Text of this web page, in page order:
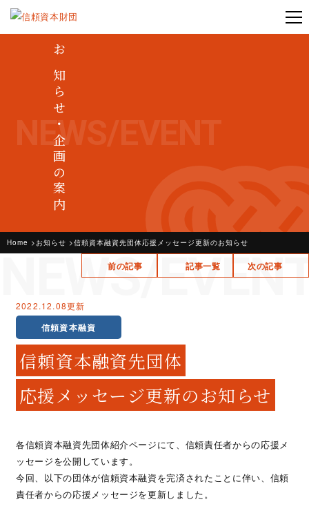
お知らせ・企画の案内
NEWS/EVENT
NEWS/
Home お知らせ 信頼資本融資先団体応援メッセージ更新のお知らせ
前の記事 記事一覧 次の記事
2022.12.08更新
信頼資本融資
信頼資本融資先団体
応援メッセージ更新のお知らせ
各信頼資本融資先団体紹介ページにて、信頼責任者からの応援メ
ッセージを公開しています。
今回、以下の団体が信頼資本融資を完済されたことに伴い、信頼
責任者からの応援メッセージを更新しました。